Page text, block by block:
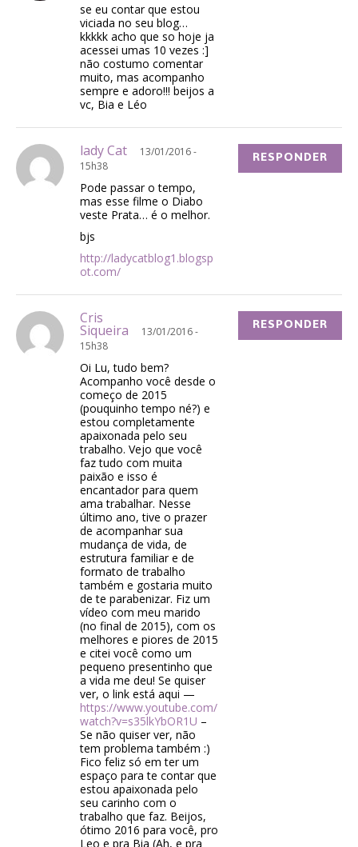
se eu contar que estou
viciada no seu blog…
kkkkk acho que so hoje ja
acessei umas 10 vezes :]
não costumo comentar
muito, mas acompanho
sempre e adoro!!! beijos a
vc, Bia e Léo
lady Cat
13/01/2016 -
15h38
Pode passar o tempo,
mas esse filme o Diabo
veste Prata… é o melhor.
bjs
http://ladycatblog1.blogsp
ot.com/
RESPONDER
Cris
Siqueira
13/01/2016 -
15h38
Oi Lu, tudo bem?
Acompanho você desde o
começo de 2015
(pouquinho tempo né?) e
estou completamente
apaixonada pelo seu
trabalho. Vejo que você
faz tudo com muita
paixão e isso é
encantador para quem
ama trabalhar. Nesse
último ano, tive o prazer
de acompanhar sua
mudança de vida, de
estrutura familiar e de
formato de trabalho
também e gostaria muito
de te parabenizar. Fiz um
vídeo com meu marido
(no final de 2015), com os
melhores e piores de 2015
e citei você como um
pequeno presentinho que
a vida me deu! Se quiser
ver, o link está aqui —
https://www.youtube.com/
watch?v=s35lkYbOR1U –
Se não quiser ver, não
tem problema também :)
Fico feliz só em ter um
espaço para te contar que
estou apaixonada pelo
seu carinho com o
trabalho que faz. Beijos,
ótimo 2016 para você, pro
Leo e pra Bia (Ah, e pra
RESPONDER